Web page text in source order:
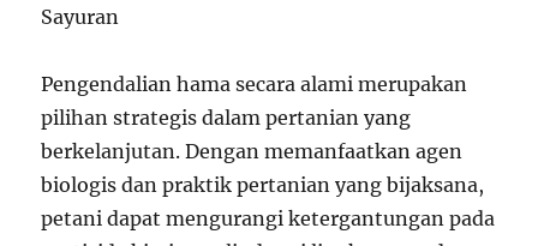
Sayuran
Pengendalian hama secara alami merupakan
pilihan strategis dalam pertanian yang
berkelanjutan. Dengan memanfaatkan agen
biologis dan praktik pertanian yang bijaksana,
petani dapat mengurangi ketergantungan pada